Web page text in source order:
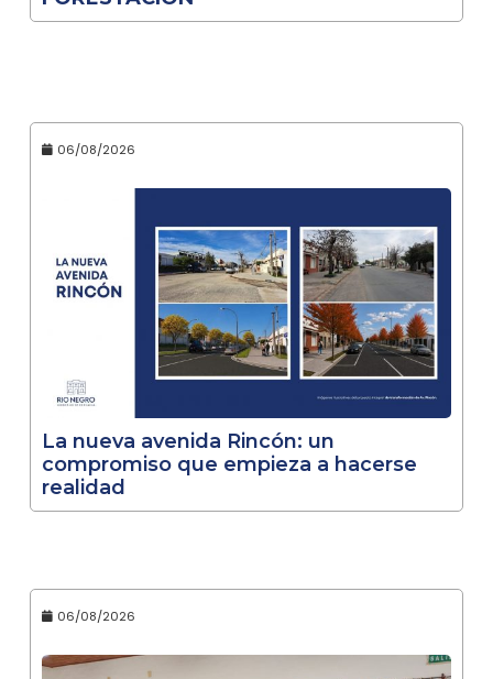
06/08/2026
La nueva avenida Rincón: un
compromiso que empieza a hacerse
realidad
06/08/2026